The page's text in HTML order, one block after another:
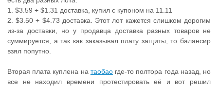
1. $3.59 + $1.31 доставка, купил с купоном на 11.11
2. $3.50 + $4.73 доставка. Этот лот кажется слишком дорогим
из-за доставки, но у продавца доставка разных товаров не
суммируется, а так как заказывал плату защиты, то балансир
взял попутно.
Вторая плата куплена на таобаогде-то полтора года назад, но
все не находил времени протестировать её и вот решил